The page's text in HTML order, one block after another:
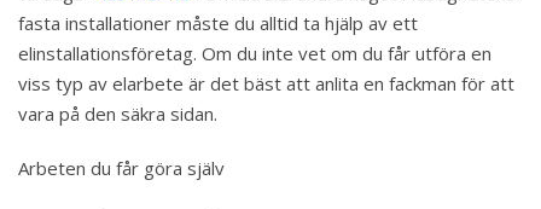
fasta installationer måste du alltid ta hjälp av ett
elinstallationsföretag. Om du inte vet om du får utföra en
viss typ av elarbete är det bäst att anlita en fackman för att
vara på den säkra sidan.
Arbeten du får göra själv